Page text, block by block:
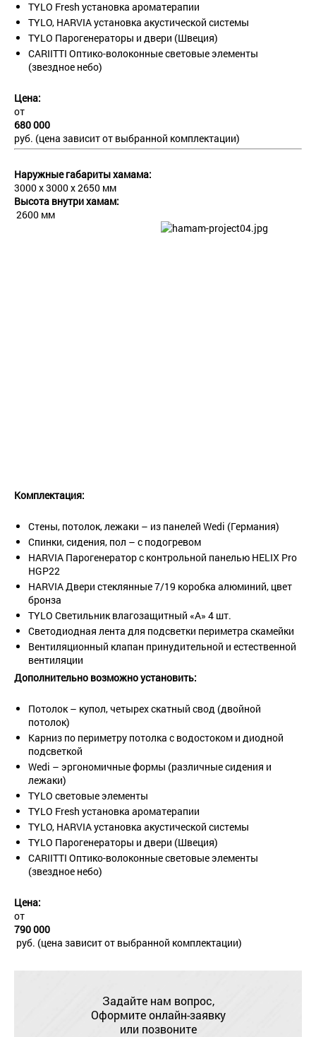
TYLO Fresh установка ароматерапии
TYLO, HARVIA установка акустической системы
TYLO Парогенераторы и двери (Швеция)
CARIITTI Оптико-волоконные световые элементы
(звездное небо)
Цена:
от
680 000
руб. (цена зависит от выбранной комплектации)
Наружные габариты хамама:
3000 x 3000 х 2650 мм
Высота внутри хамам:
2600 мм
Комплектация:
Стены, потолок, лежаки – из панелей Wedi (Германия)
Спинки, сидения, пол – с подогревом
HARVIA Парогенератор с контрольной панелью HELIX Pro
HGP22
HARVIA Двери стеклянные 7/19 коробка алюминий, цвет
бронза
TYLO Светильник влагозащитный «А» 4 шт.
Светодиодная лента для подсветки периметра скамейки
Вентиляционный клапан принудительной и естественной
вентиляции
Дополнительно возможно установить:
Потолок – купол, четырех скатный свод (двойной
потолок)
Карниз по периметру потолка с водостоком и диодной
подсветкой
Wedi – эргономичные формы (различные сидения и
лежаки)
TYLO световые элементы
TYLO Fresh установка ароматерапии
TYLO, HARVIA установка акустической системы
TYLO Парогенераторы и двери (Швеция)
CARIITTI Оптико-волоконные световые элементы
(звездное небо)
Цена:
от
790 000
руб. (цена зависит от выбранной комплектации)
Задайте нам вопрос,
Оформите онлайн-заявку
или позвоните